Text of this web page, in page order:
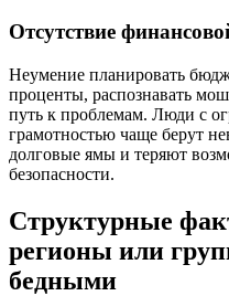
Отсутствие
Неумение планировать
проценты, распознавать
путь к проблемам. Люди с
грамотностью чаще берут
долговые ямы и теряют
безопасности.
Структурные
регионы или
бедными